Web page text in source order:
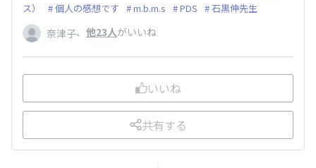
ス）
個人の感想です m.b.m.s PDS 石黒伸先生
奈津子、 他23人がいいね
いいね
共有する